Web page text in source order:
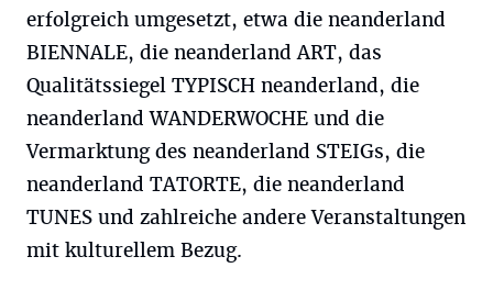
erfolgreich umgesetzt, etwa die neanderland
BIENNALE, die neanderland ART, das
Qualitätssiegel TYPISCH neanderland, die
neanderland WANDERWOCHE und die
Vermarktung des neanderland STEIGs, die
neanderland TATORTE, die neanderland
TUNES und zahlreiche andere Veranstaltungen
mit kulturellem Bezug.